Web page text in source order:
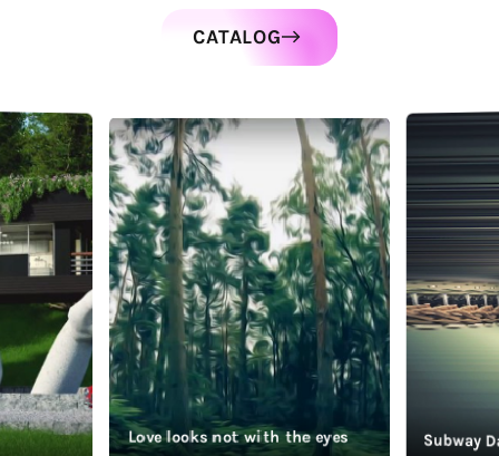
Love looks not with the eyes Subway
CATALOG